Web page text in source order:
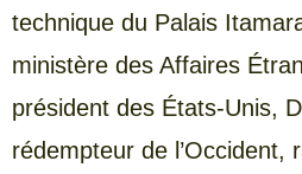
technique du Palais
ministère des Affaires
président des États-Unis,
rédempteur de l’Occident,